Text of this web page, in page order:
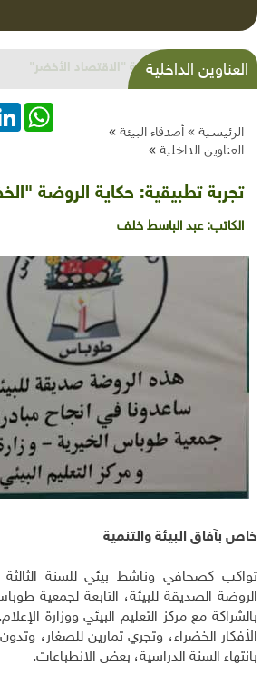
العناوين الداخليةخديعة "الاقتصاد الأخضر"
الرئيسية » أصدقاء البيئة »
العناوين الداخلية »
تجربة تطبيقية: حكاية الروضة
الكاتب:عبد الباسط خلف
خاص بآفاق البيئة والتنمية
تواكب كصحافي وناشط بيئي للسنة
الروضة الصديقة للبيئة، التابعة لجمعية
بالشراكة مع مركز التعليم البيئي ووزارة
الأفكار الخضراء، وتجري تمارين للصغار،
بانتهاء السنة الدراسية، بعض الانطباعات.